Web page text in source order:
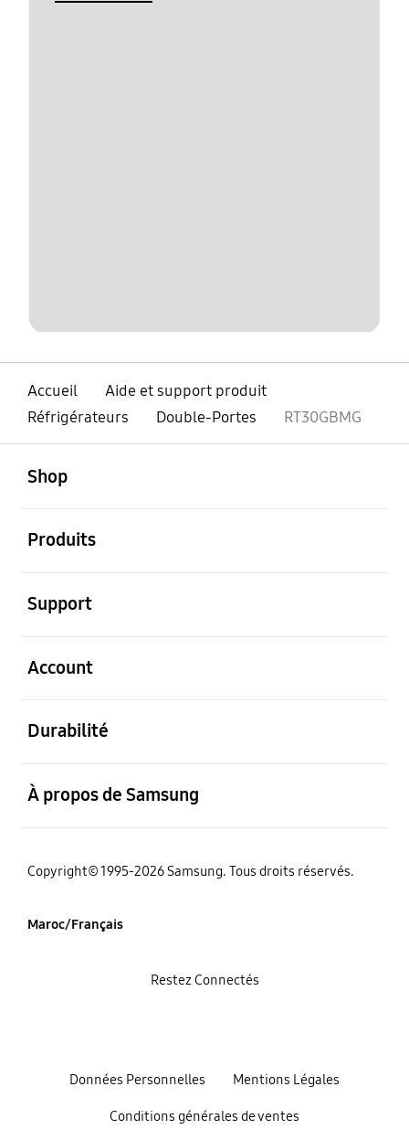
Accueil
Aide et support produit
Réfrigérateurs
Double-Portes RT30GBMG
Shop
Produits
Support
Account
Durabilité
À propos de Samsung
Copyright© 1995-2026 Samsung. Tous droits réservés.
Maroc/Français
Données Personnelles Mentions Légales
Conditions générales de ventes
Restez Connectés